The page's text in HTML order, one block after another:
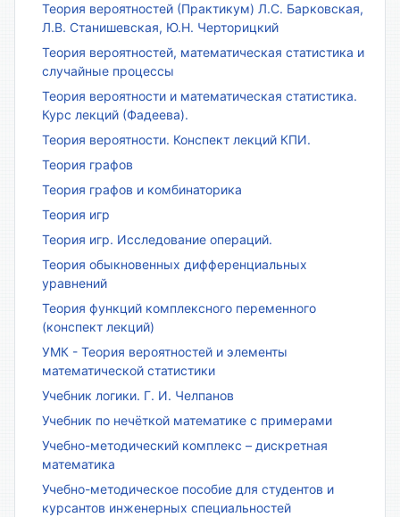
Теория вероятностей (Практикум) Л.С. Барковская,
Л.В. Станишевская, Ю.Н. Черторицкий
Теория вероятностей, математическая статистика и
случайные процессы
Теория вероятности и математическая статистика.
Курс лекций (Фадеева).
Теория вероятности. Конспект лекций КПИ.
Теория графов
Теория графов и комбинаторика
Теория игр
Теория игр. Исследование операций.
Теория обыкновенных дифференциальных
уравнений
Теория функций комплексного переменного
(конспект лекций)
УМК - Теория вероятностей и элементы
математической статистики
Учебник логики. Г. И. Челпанов
Учебник по нечёткой математике с примерами
Учебно-методический комплекс – дискретная
математика
Учебно-методическое пособие для студентов и
курсантов инженерных специальностей